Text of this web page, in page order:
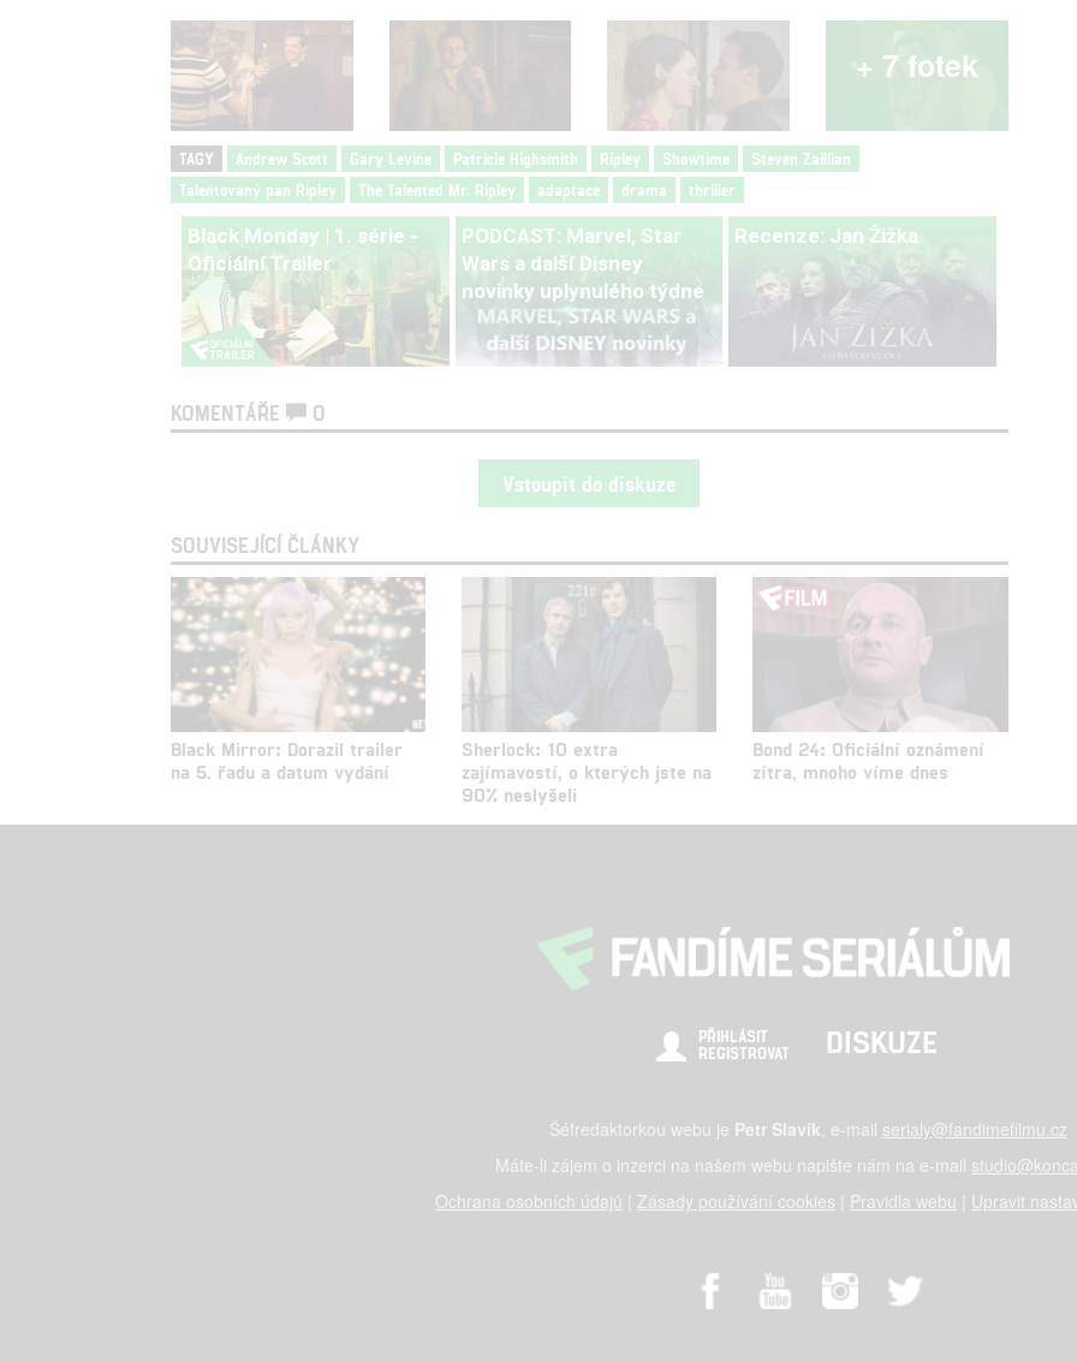
+ 7 fotek
TAGY Andrew Scott Gary Levine Patricie Highsmith Ripley Showtime
Steven Zaillian
Talentovaný pan Ripley
The Talented Mr. Ripley adaptace drama thriller
Black Monday | 1. série -
Oficiální Trailer
PODCAST: Marvel, Star
Wars a další Disney
novinky uplynulého týdne
Recenze: Jan Žižka
KOMENTÁŘE 0
Vstoupit do diskuze
SOUVISEJÍCÍ ČLÁNKY
Black Mirror: Dorazil trailer
na 5. řadu a datum vydání
Sherlock: 10 extra
zajímavostí, o kterých jste na
90% neslyšeli
Bond 24: Oficiální oznámení
zítra, mnoho víme dnes
PŘIHLÁSIT
REGISTROVAT
DISKUZE
Šéfredaktorkou webu je Petr Slavík , e-mail serialy@fandimefilmu.cz
Máte-li zájem o inzerci na našem webu napište nám na e-mail
Ochrana osobních údajů
Zásady používání cookies Pravidla webu Upravit